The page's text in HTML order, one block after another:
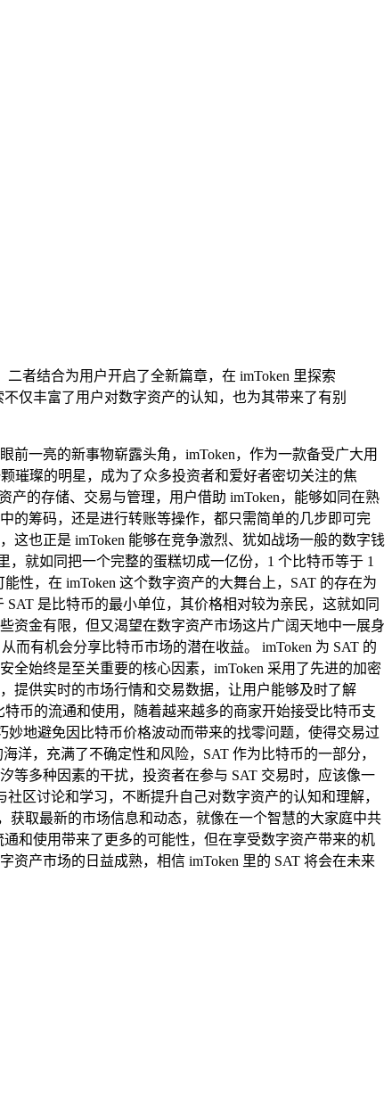
者结合为用户开启了全新篇章，在 imToken 里探索
仅丰富了用户对数字资产的认知，也为其带来了有别
一亮的新事物崭露头角，imToken，作为一款备受广大用
璀璨的明星，成为了众多投资者和爱好者密切关注的焦
产的存储、交易与管理，用户借助 imToken，能够如同在熟
的筹码，还是进行转账等操作，都只需简单的几步即可完
也正是 imToken 能够在竞争激烈、犹如战场一般的数字钱
就如同把一个完整的蛋糕切成一亿份，1 个比特币等于 1
性，在 imToken 这个数字资产的大舞台上，SAT 的存在为
是比特币的最小单位，其价格相对较为亲民，这就如同
资金有限，但又渴望在数字资产市场这片广阔天地中一展身
有机会分享比特币市场的潜在收益。 imToken 为 SAT 的
始终是至关重要的核心因素，imToken 采用了先进的加密
提供实时的市场行情和交易数据，让用户能够及时了解
币的流通和使用，随着越来越多的商家开始接受比特币支
地避免因比特币价格波动而带来的找零问题，使得交易过
洋，充满了不确定性和风险，SAT 作为比特币的一部分，
等多种因素的干扰，投资者在参与 SAT 交易时，应该像一
区讨论和学习，不断提升自己对数字资产的认知和理解，
获取最新的市场信息和动态，就像在一个智慧的大家庭中共
和使用带来了更多的可能性，但在享受数字资产带来的机
产市场的日益成熟，相信 imToken 里的 SAT 将会在未来